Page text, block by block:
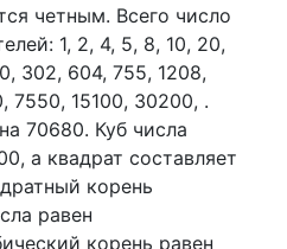
четным. Всего число
1, 2, 4, 5, 8, 10, 20,
302, 604, 755, 1208,
7550, 15100, 30200, .
70680. Куб числа
а квадрат составляет
корень
равен
корень равен